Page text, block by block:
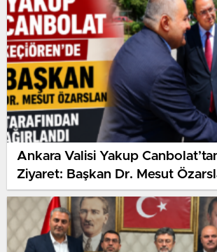
Ankara Valisi Yakup
Ziyaret: Başkan Dr. Mesut